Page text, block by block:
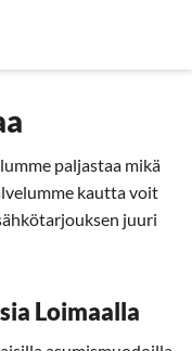
paljastaa mikä
kautta voit
juuri
Loimaalla